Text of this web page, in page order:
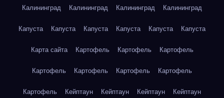
Калининград Калининград Калининград Калининград
Капуста Капуста Капуста Капуста Капуста Капуста
Карта сайта Картофель Картофель Картофель
Картофель Картофель Картофель Картофель
Картофель Кейптаун Кейптаун Кейптаун Кейптаун